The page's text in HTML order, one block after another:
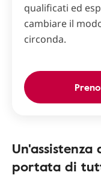
qualificati ed
cambiare il
circonda.
portata di